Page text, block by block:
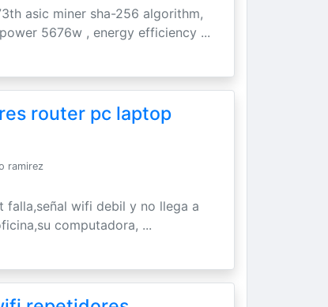
asic miner sha-256 algorithm,
5676w , energy efficiency ...
router pc laptop
ramirez
falla,señal wifi debil y no llega a
computadora, ...